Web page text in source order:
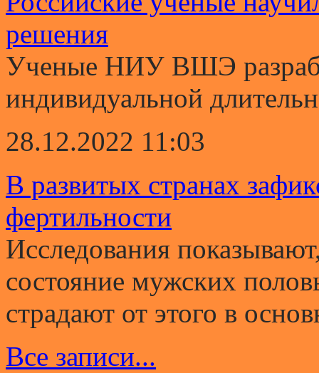
решения
Ученые НИУ ВШЭ
индивидуальной
28.12.2022 11:03
В развитых странах
фертильности
Исследования
состояние мужских
страдают от этого в
Все записи...